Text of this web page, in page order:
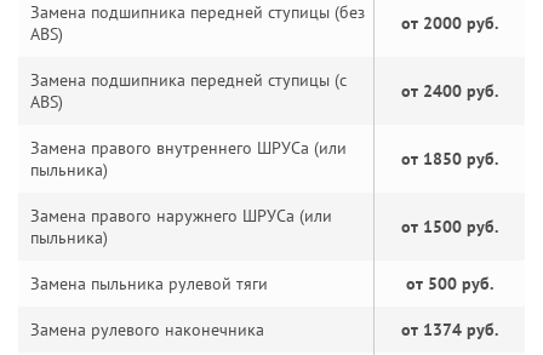
Замена подшипника передней ступицы (без
ABS)
от 2000 руб.
Замена подшипника передней ступицы (с
ABS)
от 2400 руб.
Замена правого внутреннего ШРУСа (или
пыльника)
от 1850 руб.
Замена правого наружнего ШРУСа (или
пыльника)
от 1500 руб.
Замена пыльника рулевой тяги от 500 руб.
Замена рулевого наконечника от 1374 руб.